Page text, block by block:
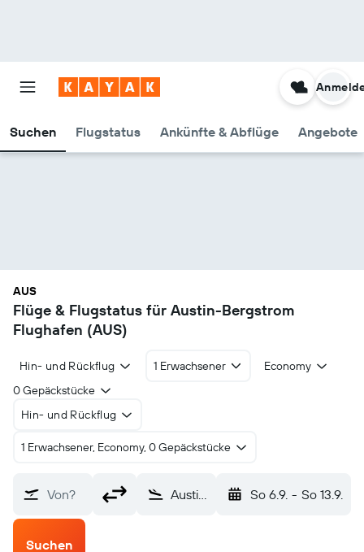
Suchen Flugstatus Ankünfte & Abflüge Angebote
AUS
Flüge & Flugstatus für Austin-Bergstrom
Flughafen (AUS)
Hin- und Rückflug 1 Erwachsener
Economy
0 Gepäckstücke
Hin- und Rückflug
1 Erwachsener, Economy, 0 Gepäckstücke
Von? Austin-Bergstrom (AUS) So 6.9. - So 13.9.
Suchen